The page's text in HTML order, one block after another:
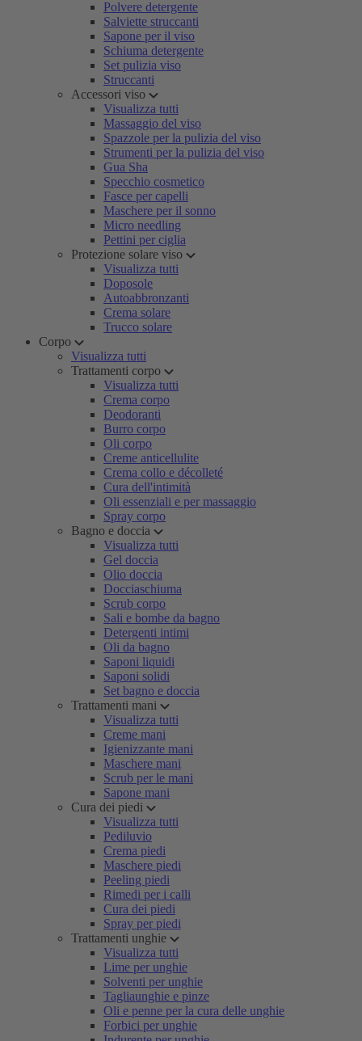
Polvere detergente
Salviette struccanti
Sapone per il viso
Schiuma detergente
Set pulizia viso
Struccanti
Accessori viso
Visualizza tutti
Massaggio del viso
Spazzole per la pulizia del viso
Strumenti per la pulizia del viso
Gua Sha
Specchio cosmetico
Fasce per capelli
Maschere per il sonno
Micro needling
Pettini per ciglia
Protezione solare viso
Visualizza tutti
Doposole
Autoabbronzanti
Crema solare
Trucco solare
Corpo
Visualizza tutti
Trattamenti corpo
Visualizza tutti
Crema corpo
Deodoranti
Burro corpo
Oli corpo
Creme anticellulite
Crema collo e décolleté
Cura dell'intimità
Oli essenziali e per massaggio
Spray corpo
Bagno e doccia
Visualizza tutti
Gel doccia
Olio doccia
Docciaschiuma
Scrub corpo
Sali e bombe da bagno
Detergenti intimi
Oli da bagno
Saponi liquidi
Saponi solidi
Set bagno e doccia
Trattamenti mani
Visualizza tutti
Creme mani
Igienizzante mani
Maschere mani
Scrub per le mani
Sapone mani
Cura dei piedi
Visualizza tutti
Pediluvio
Crema piedi
Maschere piedi
Peeling piedi
Rimedi per i calli
Cura dei piedi
Spray per piedi
Trattamenti unghie
Visualizza tutti
Lime per unghie
Solventi per unghie
Tagliaunghie e pinze
Oli e penne per la cura delle unghie
Forbici per unghie